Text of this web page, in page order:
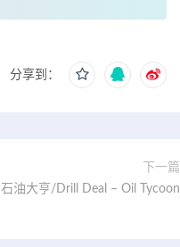
分享到：
下一篇
石油大亨/Drill Deal – Oil Tycoon